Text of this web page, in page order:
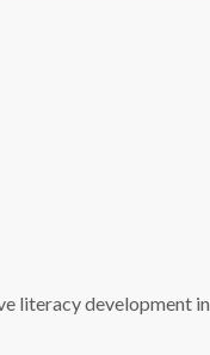
literacy development in